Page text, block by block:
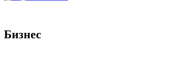
Бизнес